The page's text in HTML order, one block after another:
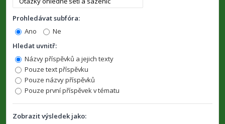
Prohledávat subfóra:
Ano
Ne
Hledat uvnitř:
Názvy příspěvků a jejich texty
Pouze text příspěvku
Pouze názvy příspěvků
Pouze první příspěvek v tématu
Zobrazit výsledek jako: